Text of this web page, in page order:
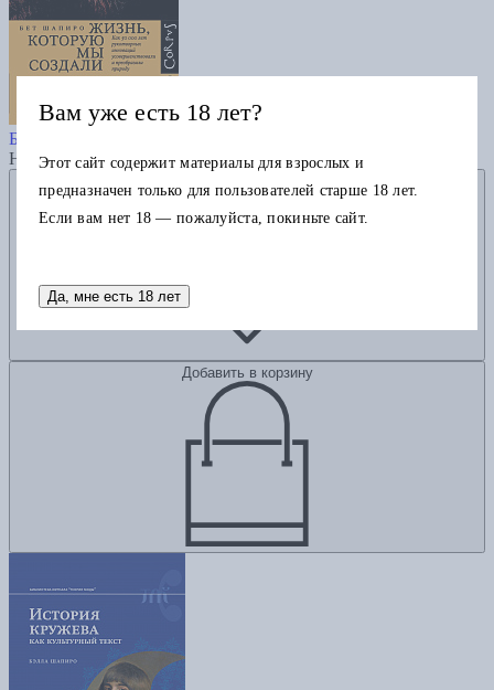
Жизнь, которую мы создали
Б.Л. Шапиро
Нет в наличии
Добавить в корзину
Вам уже есть 18 лет?
Этот сайт содержит материалы для взрослых и
предназначен только для пользователей старше 18 лет.
Если вам нет 18 — пожалуйста, покиньте сайт.
Да, мне есть 18 лет